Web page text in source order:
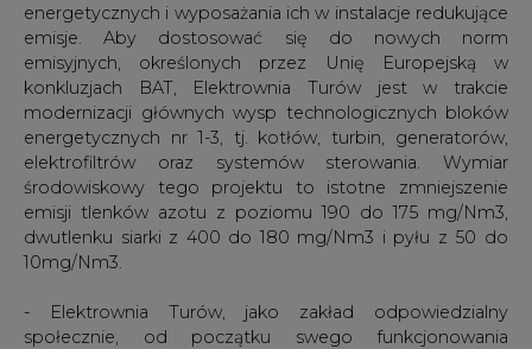
energetycznych i wyposażania ich w instalacje redukujące
emisje. Aby dostosować się do nowych norm
emisyjnych, określonych przez Unię Europejską w
konkluzjach BAT, Elektrownia Turów jest w trakcie
modernizacji głównych wysp technologicznych bloków
energetycznych nr 1-3, tj. kotłów, turbin, generatorów,
elektrofiltrów oraz systemów sterowania. Wymiar
środowiskowy tego projektu to istotne zmniejszenie
emisji tlenków azotu z poziomu 190 do 175 mg/Nm3,
dwutlenku siarki z 400 do 180 mg/Nm3 i pyłu z 50 do
10mg/Nm3.
- Elektrownia Turów, jako zakład odpowiedzialny
społecznie, od początku swego funkcjonowania